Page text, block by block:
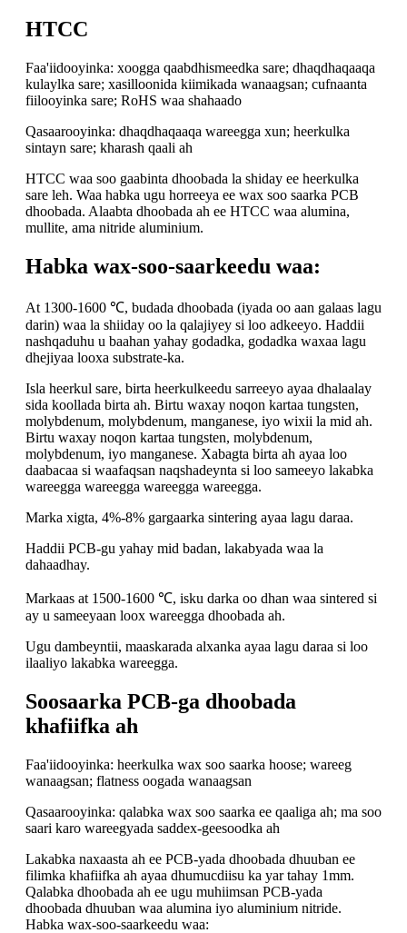
HTCC
Faa'iidooyinka: xoogga qaabdhismeedka sare; dhaqdhaqaaqa
kulaylka sare; xasilloonida kiimikada wanaagsan; cufnaanta
fiilooyinka sare; RoHS waa shahaado
Qasaarooyinka: dhaqdhaqaaqa wareegga xun; heerkulka
sintayn sare; kharash qaali ah
HTCC waa soo gaabinta dhoobada la shiday ee heerkulka
sare leh. Waa habka ugu horreeya ee wax soo saarka PCB
dhoobada. Alaabta dhoobada ah ee HTCC waa alumina,
mullite, ama nitride aluminium.
Habka wax-soo-saarkeedu waa:
At 1300-1600 ℃, budada dhoobada (iyada oo aan galaas lagu
darin) waa la shiiday oo la qalajiyey si loo adkeeyo. Haddii
nashqaduhu u baahan yahay godadka, godadka waxaa lagu
dhejiyaa looxa substrate-ka.
Isla heerkul sare, birta heerkulkeedu sarreeyo ayaa dhalaalay
sida koollada birta ah. Birtu waxay noqon kartaa tungsten,
molybdenum, molybdenum, manganese, iyo wixii la mid ah.
Birtu waxay noqon kartaa tungsten, molybdenum,
molybdenum, iyo manganese. Xabagta birta ah ayaa loo
daabacaa si waafaqsan naqshadeynta si loo sameeyo lakabka
wareegga wareegga wareegga wareegga.
Marka xigta, 4%-8% gargaarka sintering ayaa lagu daraa.
Haddii PCB-gu yahay mid badan, lakabyada waa la
dahaadhay.
Markaas at 1500-1600 ℃, isku darka oo dhan waa sintered si
ay u sameeyaan loox wareegga dhoobada ah.
Ugu dambeyntii, maaskarada alxanka ayaa lagu daraa si loo
ilaaliyo lakabka wareegga.
Soosaarka PCB-ga dhoobada
khafiifka ah
Faa'iidooyinka: heerkulka wax soo saarka hoose; wareeg
wanaagsan; flatness oogada wanaagsan
Qasaarooyinka: qalabka wax soo saarka ee qaaliga ah; ma soo
saari karo wareegyada saddex-geesoodka ah
Lakabka naxaasta ah ee PCB-yada dhoobada dhuuban ee
filimka khafiifka ah ayaa dhumucdiisu ka yar tahay 1mm.
Qalabka dhoobada ah ee ugu muhiimsan PCB-yada
dhoobada dhuuban waa alumina iyo aluminium nitride.
Habka wax-soo-saarkeedu waa: